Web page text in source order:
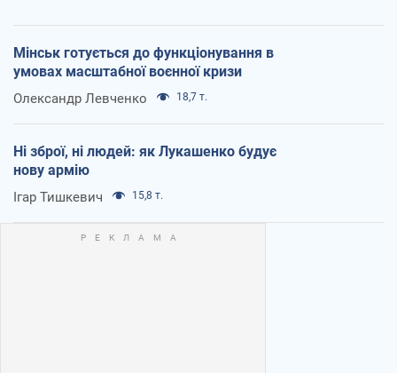
Мінськ готується до функціонування в
умовах масштабної воєнної кризи
Олександр Левченко 18,7 т.
Ні зброї, ні людей: як Лукашенко будує
нову армію
Ігар Тишкевич 15,8 т.